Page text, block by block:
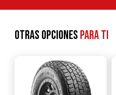
Otras opcionespara ti